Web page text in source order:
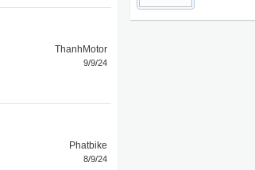
ThanhMotor
9/9/24
Phatbike
8/9/24